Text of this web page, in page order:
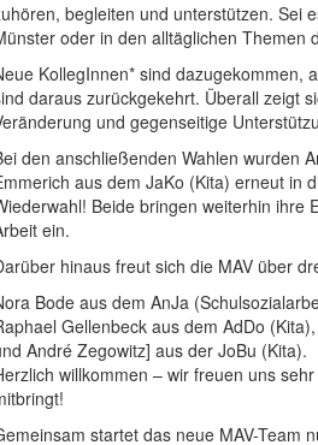
begleiten und unterstützen. Sei
oder in den alltäglichen Themen
KollegInnen* sind dazugekommen,
daraus zurückgekehrt. Überall zeigt
und gegenseitige
den anschließenden Wahlen wurden
aus dem JaKo (Kita) erneut in
Beide bringen weiterhin ihre
ein.
hinaus freut sich die MAV über
Bode aus dem AnJa
Gellenbeck aus dem AdDo (Kita),
André Zegowitz] aus der JoBu (Kita).
willkommen – wir freuen uns
startet das neue MAV-Team